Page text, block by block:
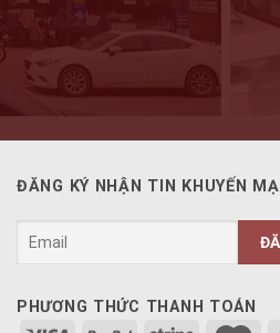
ĐĂNG KÝ NHẬN TIN KHUYẾN MẠI
PHƯƠNG THỨC THANH TOÁN